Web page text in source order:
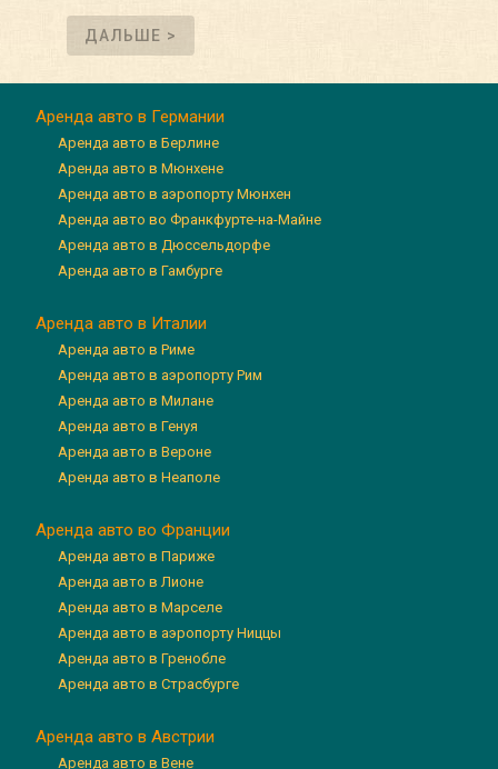
ДАЛЬШЕ >
Аренда авто в Германии
Аренда авто в Берлине
Аренда авто в Мюнхене
Аренда авто в аэропорту Мюнхен
Аренда авто во Франкфурте-на-Майне
Аренда авто в Дюссельдорфе
Аренда авто в Гамбурге
Аренда авто в Италии
Аренда авто в Риме
Аренда авто в аэропорту Рим
Аренда авто в Милане
Аренда авто в Генуя
Аренда авто в Вероне
Аренда авто в Неаполе
Аренда авто во Франции
Аренда авто в Париже
Аренда авто в Лионе
Аренда авто в Марселе
Аренда авто в аэропорту Ниццы
Аренда авто в Гренобле
Аренда авто в Страсбурге
Аренда авто в Австрии
Аренда авто в Вене